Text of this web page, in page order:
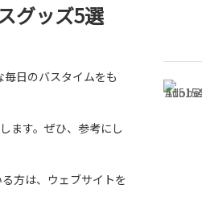
グッズ5選
日のバスタイムをも
ます。ぜひ、参考にし
方は、ウェブサイトを